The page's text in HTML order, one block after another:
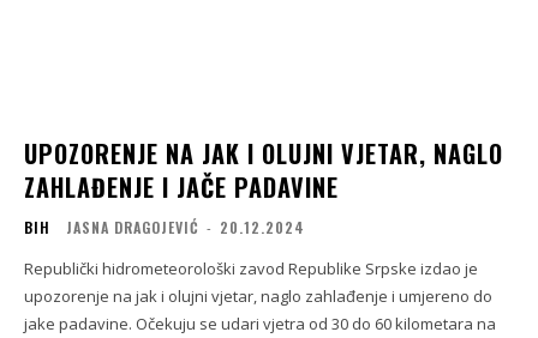
UPOZORENJE NA JAK I OLUJNI VJETAR, NAGLO
ZAHLAĐENJE I JAČE PADAVINE
BIH JASNA DRAGOJEVIĆ - 20.12.2024
Republički hidrometeorološki zavod Republike Srpske izdao je
upozorenje na jak i olujni vjetar, naglo zahlađenje i umjereno do
jake padavine. Očekuju se udari vjetra od 30 do 60 kilometara na